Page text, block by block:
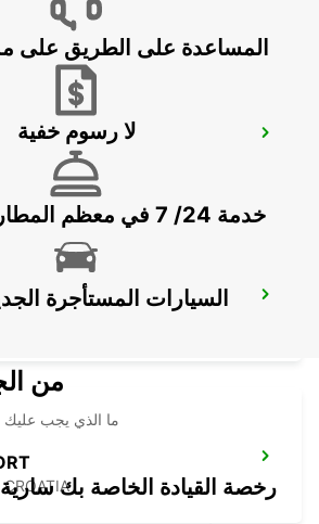
- HUNGARY
المساعدة على الطريق على مدار 24
لا رسوم خفية
خدمة 24/ 7 في معظم المطارات الرئيسية
السيارات المستأجرة
من
ما الذي يجب
رخصة القيادة الخاصة بك